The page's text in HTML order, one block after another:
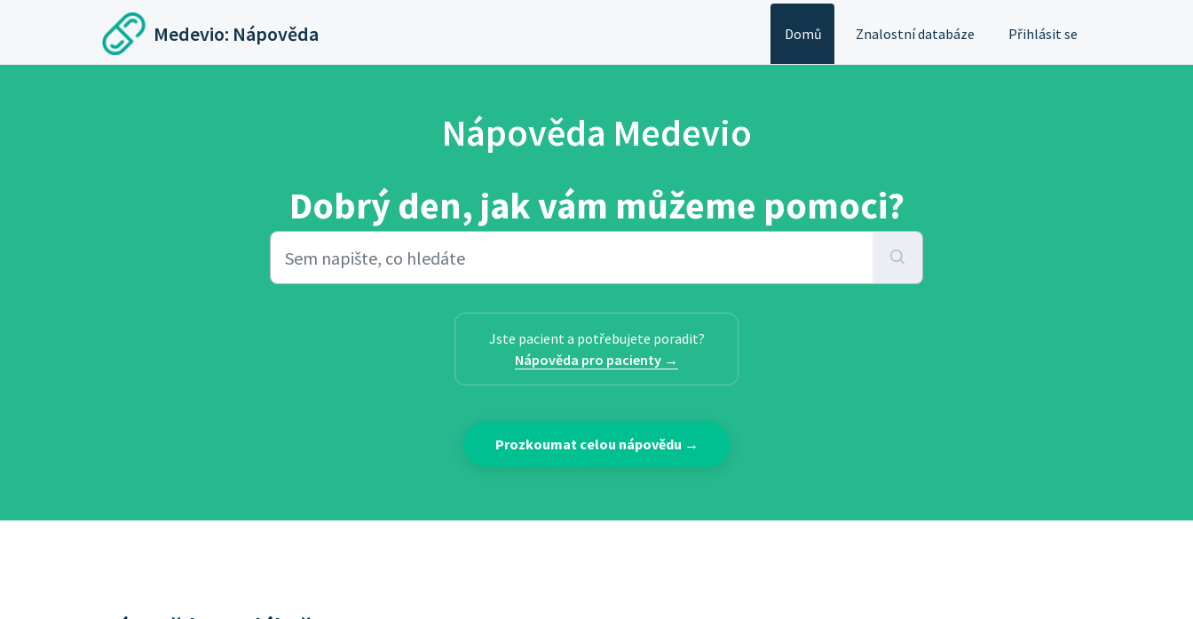
Přeskočit na hlavní obsah
Medevio: Nápověda Domů Znalostní databáze Přihlásit se
Nápověda Medevio
Dobrý den, jak vám můžeme pomoci?
Jste pacient a potřebujete poradit?
Nápověda pro pacienty →
Prozkoumat celou nápovědu →